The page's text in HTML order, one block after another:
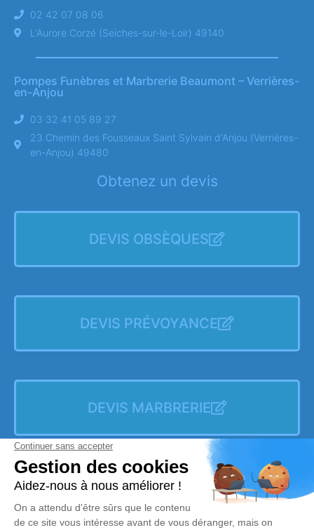
02 42 07 08 06
L'Aurore Corzé (Seiches-sur-le-Loir) 49140
Pompes Funèbres et Marbrerie Beaumont – Verrières-
en-Anjou
03 32 41 05 89 27
23 Chemin des Fousseaux Saint Sylvain d'Anjou (Verrières-
en-Anjou) 49480
Obtenez un devis
DEVIS OBSÈQUES
DEVIS PRÉVOYANCE
DEVIS MARBRERIE
Beaumont Funéraire